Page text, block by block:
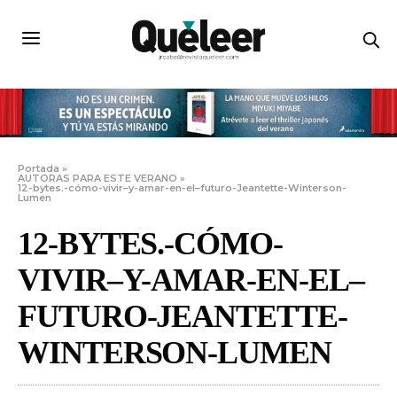
Portada »
AUTORAS PARA ESTE VERANO »
12-bytes.-cómo-vivir–y-amar-en-el–futuro-Jeantette-Winterson-
Lumen
12-BYTES.-CÓMO-
VIVIR–Y-AMAR-EN-EL–
FUTURO-JEANTETTE-
WINTERSON-LUMEN